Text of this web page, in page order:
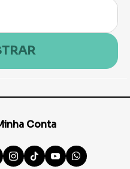
Conta